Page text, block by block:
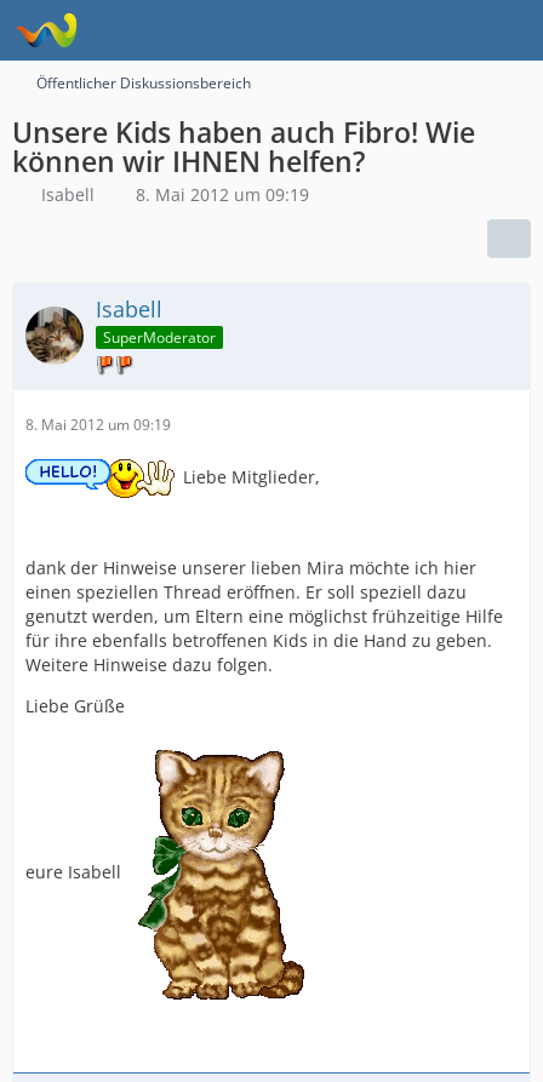
Öffentlicher Diskussionsbereich
Unsere Kids haben auch Fibro! Wie
können wir IHNEN helfen?
Isabell 8. Mai 2012 um 09:19
Isabell
SuperModerator
8. Mai 2012 um 09:19
Liebe Mitglieder,
dank der Hinweise unserer lieben Mira möchte ich hier
einen speziellen Thread eröffnen. Er soll speziell dazu
genutzt werden, um Eltern eine möglichst frühzeitige Hilfe
für ihre ebenfalls betroffenen Kids in die Hand zu geben.
Weitere Hinweise dazu folgen.
Liebe Grüße
eure Isabell